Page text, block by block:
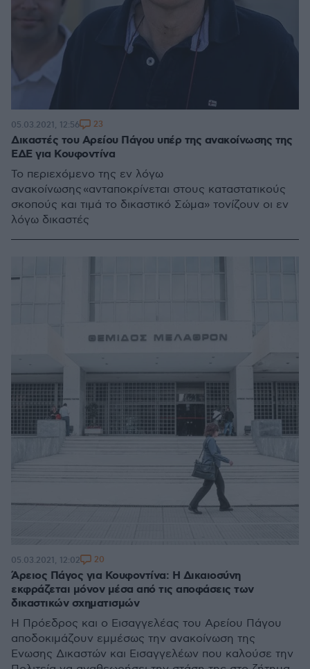
Δικαστές του Αρείου Πάγου υπέρ της ανακοίνωσης της
ΕΔΕ για Κουφοντίνα
Το περιεχόμενο της εν λόγω
ανακοίνωσης «ανταποκρίνεται στους καταστατικούς
σκοπούς και τιμά το δικαστικό Σώμα» τονίζουν οι εν
λόγω δικαστές
05.03.2021, 12:56 23
Άρειος Πάγος για Κουφοντίνα: Η Δικαιοσύνη
εκφράζεται μόνον μέσα από τις αποφάσεις των
δικαστικών σχηματισμών
Η Πρόεδρος και ο Εισαγγελέας του Αρείου Πάγου
αποδοκιμάζουν εμμέσως την ανακοίνωση της
Ένωσης Δικαστών και Εισαγγελέων που καλούσε την
05.03.2021, 12:02 20